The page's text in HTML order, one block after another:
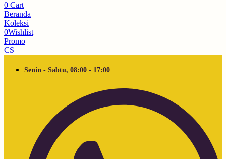
0 Cart
Beranda
Koleksi
0Wishlist
Promo
CS
Senin - Sabtu, 08:00 - 17:00